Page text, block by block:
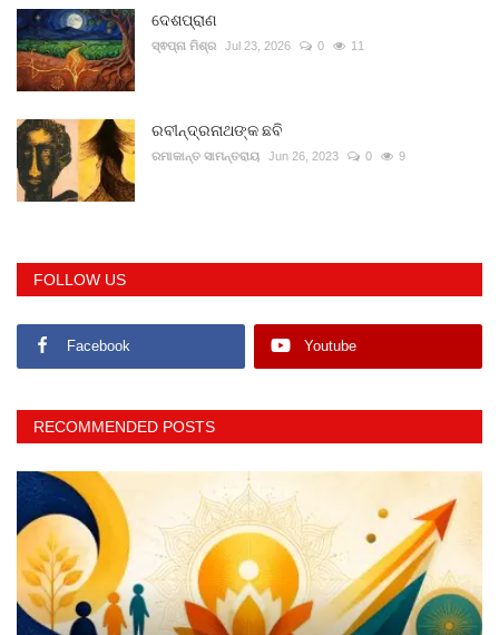
ଦେଶପ୍ରାଣ
ସ୍ଵପ୍ନା ମିଶ୍ର Jul 23, 2026 0 11
ରବୀନ୍ଦ୍ରନାଥଙ୍କ ଛବି
ରମାକାନ୍ତ ସାମନ୍ତରାୟ Jun 26, 2023 0 9
FOLLOW US
Facebook Youtube
RECOMMENDED POSTS